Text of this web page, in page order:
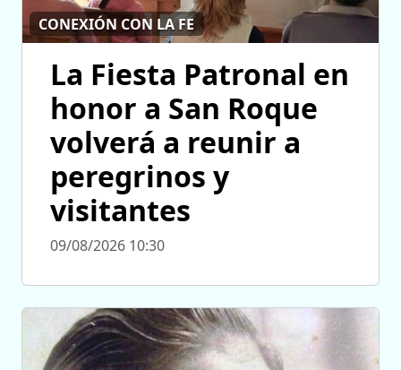
CONEXIÓN CON LA FE
La Fiesta Patronal en
honor a San Roque
volverá a reunir a
peregrinos y
visitantes
09/08/2026 10:30